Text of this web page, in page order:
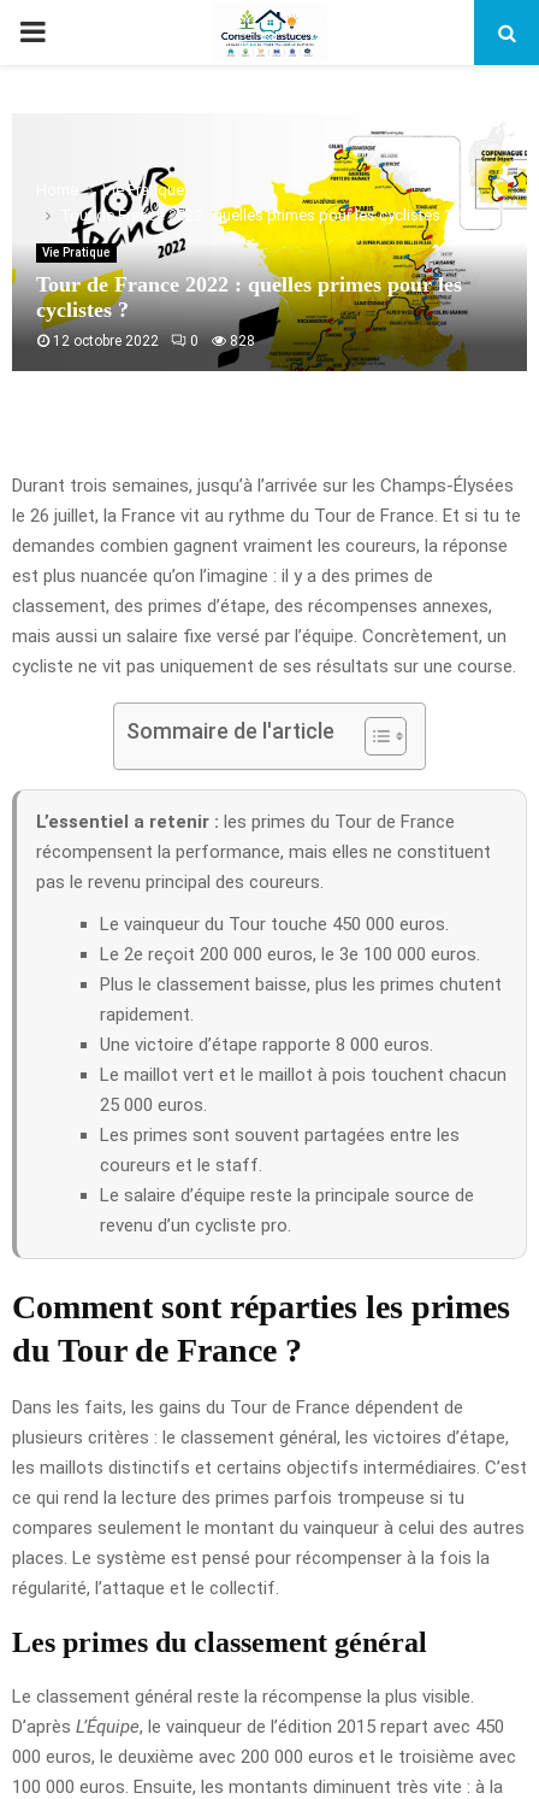
PRIMARY
Vie Pratique
Tour de France 2022 : quelles primes pour les cyclistes ?
Vie Pratique
Tour de France 2022 : quelles primes pour les
cyclistes ?
12 octobre 2022 0 828
Durant trois semaines, jusqu’à l’arrivée sur les Champs-Élysées
le 26 juillet, la France vit au rythme du Tour de France. Et si tu te
demandes combien gagnent vraiment les coureurs, la réponse
est plus nuancée qu’on l’imagine : il y a des primes de
classement, des primes d’étape, des récompenses annexes,
mais aussi un salaire fixe versé par l’équipe. Concrètement, un
cycliste ne vit pas uniquement de ses résultats sur une course.
Sommaire de l'article
L’essentiel a retenir : les primes du Tour de France
récompensent la performance, mais elles ne constituent
pas le revenu principal des coureurs.
Le vainqueur du Tour touche 450 000 euros.
Le 2e reçoit 200 000 euros, le 3e 100 000 euros.
Plus le classement baisse, plus les primes chutent
rapidement.
Une victoire d’étape rapporte 8 000 euros.
Le maillot vert et le maillot à pois touchent chacun
25 000 euros.
Les primes sont souvent partagées entre les
coureurs et le staff.
Le salaire d’équipe reste la principale source de
revenu d’un cycliste pro.
Comment sont réparties les primes
du Tour de France ?
Dans les faits, les gains du Tour de France dépendent de
plusieurs critères : le classement général, les victoires d’étape,
les maillots distinctifs et certains objectifs intermédiaires. C’est
ce qui rend la lecture des primes parfois trompeuse si tu
compares seulement le montant du vainqueur à celui des autres
places. Le système est pensé pour récompenser à la fois la
régularité, l’attaque et le collectif.
Les primes du classement général
Le classement général reste la récompense la plus visible.
D’après L’Équipe, le vainqueur de l’édition 2015 repart avec 450
000 euros, le deuxième avec 200 000 euros et le troisième avec
100 000 euros. Ensuite, les montants diminuent très vite : à la